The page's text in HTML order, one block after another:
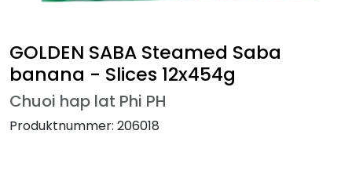
GOLDEN SABA Steamed Saba
banana - Slices 12x454g
Chuoi hap lat Phi PH
Produktnummer: 206018